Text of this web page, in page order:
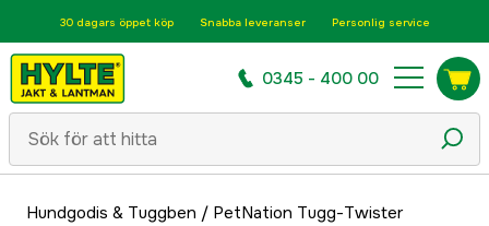
30 dagars öppet köp Snabba leveranser Personlig service
0345 - 400 00
Hundgodis & Tuggben / PetNation Tugg-Twister